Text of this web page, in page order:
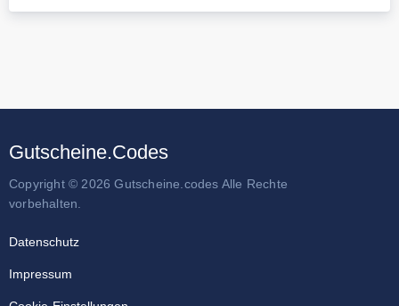
Gutscheine.Codes
Copyright © 2026 Gutscheine.codes Alle Rechte
vorbehalten.
Datenschutz
Impressum